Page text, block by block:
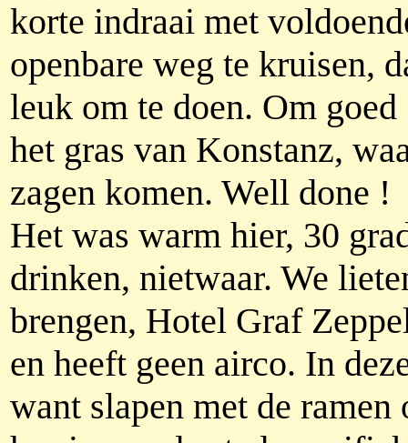
korte indraai met
openbare weg te kruisen,
leuk om te doen. Om
het gras van Konstanz,
zagen komen. Well done !
Het was warm hier, 30
drinken, nietwaar. We
brengen, Hotel Graf
en heeft geen airco. In
want slapen met de